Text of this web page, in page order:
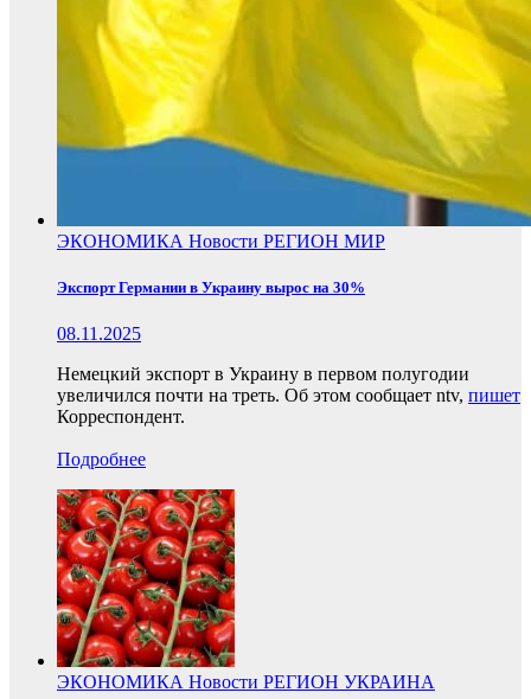
ЭКОНОМИКА Новости РЕГИОН МИР
Экспорт Германии в Украину вырос на 30%
08.11.2025
Немецкий экспорт в Украину в первом полугодии
увеличился почти на треть. Об этом сообщает ntv, пишет
Корреспондент.
Подробнее
ЭКОНОМИКА Новости РЕГИОН УКРАИНА